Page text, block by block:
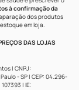
à confirmação da
dos produtos
em loja.
DAS LOJAS
| CNPJ:
- SP | CEP: 04.296-
| IE: